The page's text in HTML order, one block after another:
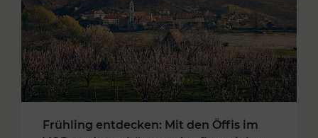
Frühling entdecken: Mit den Öffis im